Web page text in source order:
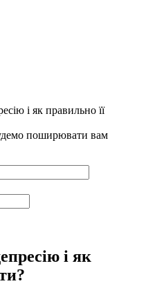
і як правильно її
поширювати вам
і як